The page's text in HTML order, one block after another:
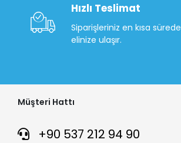
Hızlı Teslimat
Siparişleriniz en kısa sürede
elinize ulaşır.
Müşteri Hattı
+90 537 212 94 90